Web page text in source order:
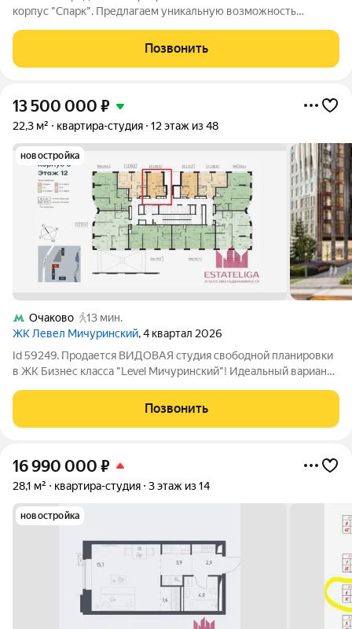
корпус "Спарк". Предлагаем уникальную возможность
комплексе ЗИЛАРТ. Приобретая данную квартиру, у Вас
появляется прекрасная возможность
Позвонить
13 500 000 ₽
22,3 м² квартира-студия 12 этаж из 48
новостройка
Очаково
13 мин.
ЖК Левел Мичуринский, 4 квартал 2026
Id 59249. Продается ВИДОВАЯ студия свободной планировки
в ЖК Бизнес класса "Level Мичуринский"! Идеальный вариант
квартире: - Панорамные окна обеспечивают много
естественного света и делают
Позвонить
16 990 000 ₽
28,1 м² квартира-студия 3 этаж из 14
новостройка